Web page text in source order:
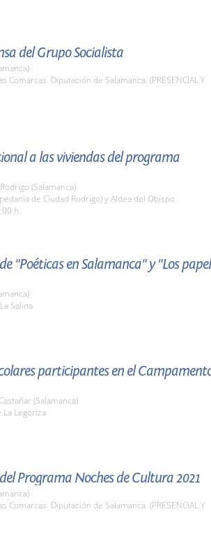
del Grupo Socialista
Comarcas. Diputación de Salamanca. (PRESENCIAL Y
a las viviendas del programa
(Salamanca)
de Ciudad Rodrigo) y Aldea del Obispo
h.
"Poéticas en Salamanca" y "Los
Salina
participantes en el
(Salamanca)
La Legoriza
Programa Noches de Cultura 2021
Comarcas. Diputación de Salamanca. (PRESENCIAL Y